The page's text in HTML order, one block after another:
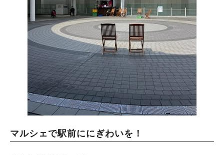
マルシェで駅前ににぎわいを！